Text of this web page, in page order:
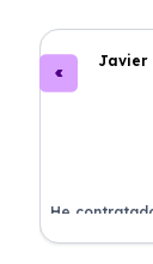
Javier
He
estoy